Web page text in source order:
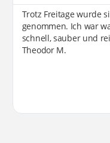
Trotz Freitage wurde
genommen. Ich war
schnell, sauber und
Theodor M.